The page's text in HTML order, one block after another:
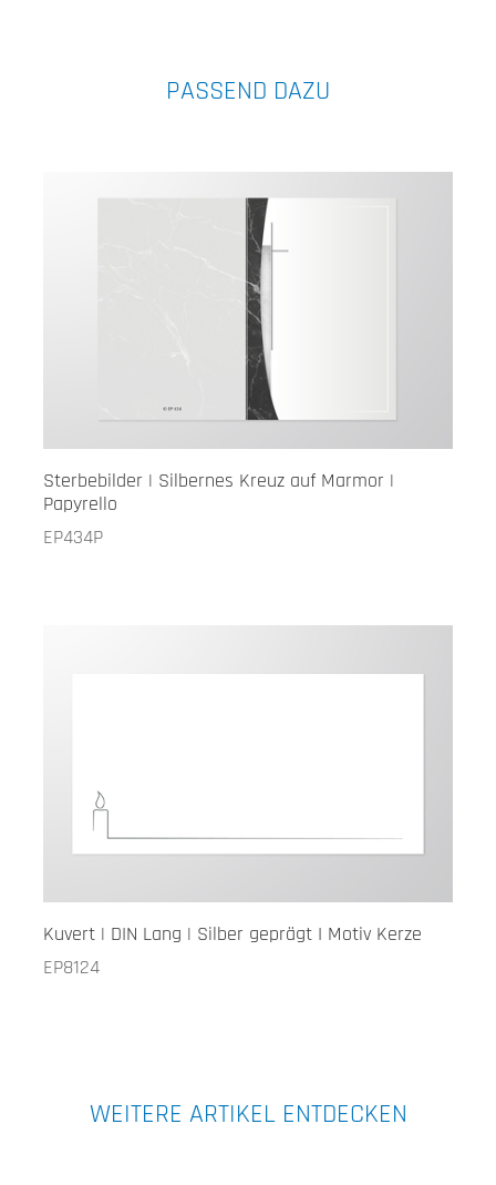
PASSEND DAZU
Sterbebilder | Silbernes Kreuz auf Marmor |
Papyrello
EP434P
Kuvert | DIN Lang | Silber geprägt I Motiv Kerze
EP8124
WEITERE ARTIKEL ENTDECKEN